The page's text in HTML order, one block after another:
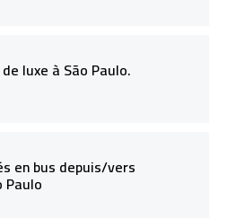
luxe à São Paulo.
en bus depuis/vers